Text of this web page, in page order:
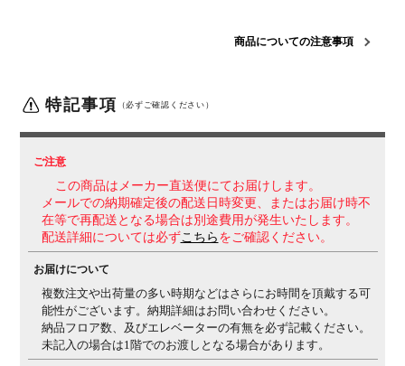
肘 肘なし
機能・特徴
グ体重に合わせてロッキングの強さを自動的に調整し
ます。
・ロッキング反力簡易調節(5段階)
・ロッキング
角度範囲調節(0度、6度、13度、20度)・ランバーサポ
ート上下位置調整(50mmストローク)
梱包数 5
保証について 1～10年保証(部位により保証期間が変わります)
法人日本オフィス家具協会(JOIFA)規定に基づく※詳し
商品についての注意事項
特記事項 （必ずご確認ください）
ご注意
この商品はメーカー直送便にてお届けします。
メールでの納期確定後の配送日時変更、またはお届け時不
在等で再配送となる場合は別途費用が発生いたします。
配送詳細については必ずこちら をご確認ください。
お届けについて
複数注文や出荷量の多い時期などはさらにお時間を頂戴する可
能性がございます。納期詳細はお問い合わせください。
納品フロア数、及びエレベーターの有無を必ず記載ください。
未記入の場合は1階でのお渡しとなる場合があります。